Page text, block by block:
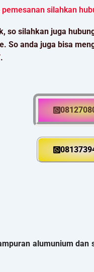
silahkan
so silahkan juga
So anda juga bisa
alumunium